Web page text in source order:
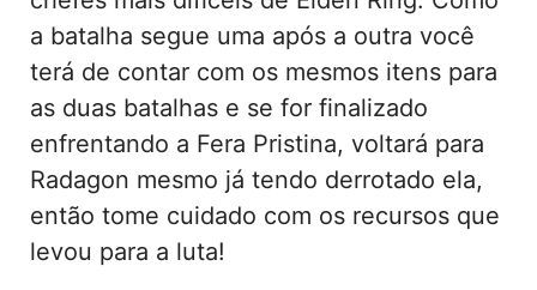
a batalha segue uma após a outra você
terá de contar com os mesmos itens para
as duas batalhas e se for finalizado
enfrentando a Fera Pristina, voltará para
Radagon mesmo já tendo derrotado ela,
então tome cuidado com os recursos que
levou para a luta!